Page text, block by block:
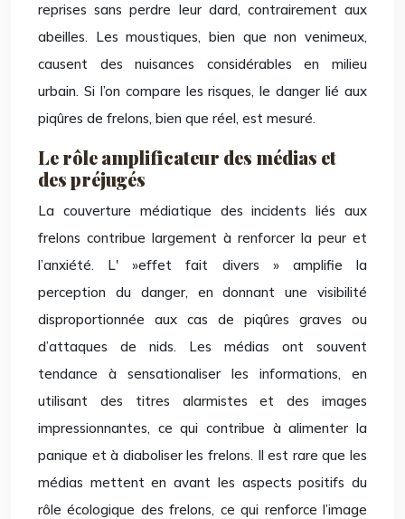
reprises sans perdre leur dard, contrairement aux
abeilles. Les moustiques, bien que non venimeux,
causent des nuisances considérables en milieu
urbain. Si l’on compare les risques, le danger lié aux
piqûres de frelons, bien que réel, est mesuré.
Le rôle amplificateur des médias et
des préjugés
La couverture médiatique des incidents liés aux
frelons contribue largement à renforcer la peur et
l’anxiété. L' »effet fait divers » amplifie la
perception du danger, en donnant une visibilité
disproportionnée aux cas de piqûres graves ou
d’attaques de nids. Les médias ont souvent
tendance à sensationaliser les informations, en
utilisant des titres alarmistes et des images
impressionnantes, ce qui contribue à alimenter la
panique et à diaboliser les frelons. Il est rare que les
médias mettent en avant les aspects positifs du
rôle écologique des frelons, ce qui renforce l’image